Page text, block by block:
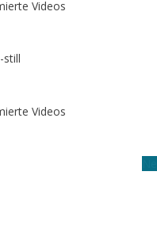
Videos
still
Videos